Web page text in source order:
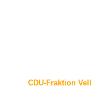
CDU-Fraktion